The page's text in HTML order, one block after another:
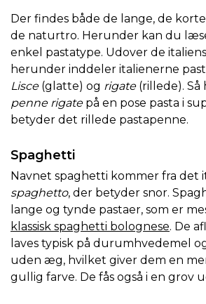
Der findes både de lange, de
de naturtro. Herunder kan du
enkel pastatype. Udover de
herunder inddeler italienerne
Lisce(glatte) og rigate(rillede). Så
penne rigatepå en pose pasta i
betyder det rillede pastapenne.
Spaghetti
Navnet spaghetti kommer fra det
spaghetto, der betyder snor.
lange og tynde pastaer, som er
klassisk spaghetti bolognese. De
laves typisk på durumhvedemel
uden æg, hvilket giver dem en
gullig farve. De fås også i en grov